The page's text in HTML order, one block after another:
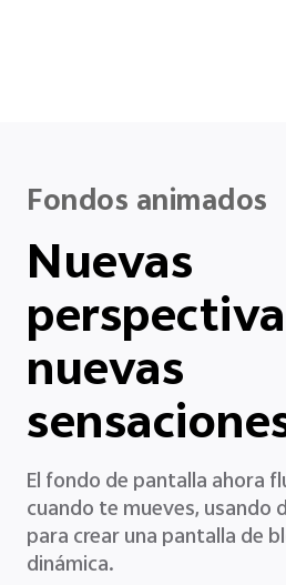
Fondos animados
Nuevas
nuevas
El fondo de pantalla ahora
cuando te mueves, usando
para crear una pantalla de
dinámica.